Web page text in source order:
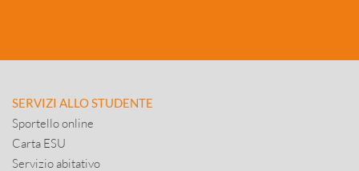
SERVIZI ALLO STUDENTE
Sportello online
Carta ESU
Servizio abitativo